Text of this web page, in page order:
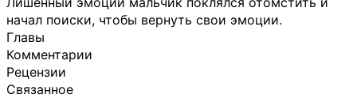
начал поиски, чтобы вернуть свои эмоции.
Главы
Комментарии
Рецензии
Связанное